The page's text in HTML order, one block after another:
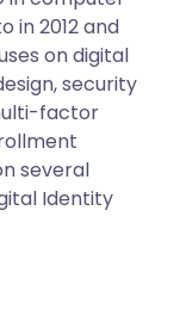
in 2012 and
on digital
security
factor
several
Identity